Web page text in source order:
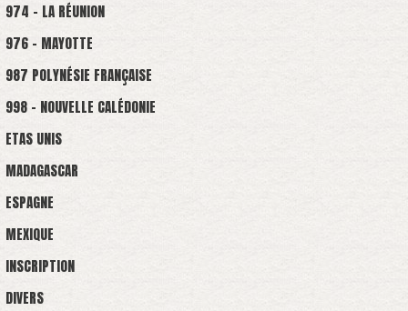
974 - LA RÉUNION
976 - MAYOTTE
987 POLYNÉSIE FRANÇAISE
998 - NOUVELLE CALÉDONIE
ETAS UNIS
MADAGASCAR
ESPAGNE
MEXIQUE
INSCRIPTION
DIVERS